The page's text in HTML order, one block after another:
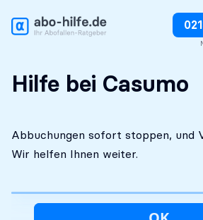
Kostenlose Erstanalyse
Hilfe bei Casumo
Abbuchungen sofort stoppen, und
Wir helfen Ihnen weiter.